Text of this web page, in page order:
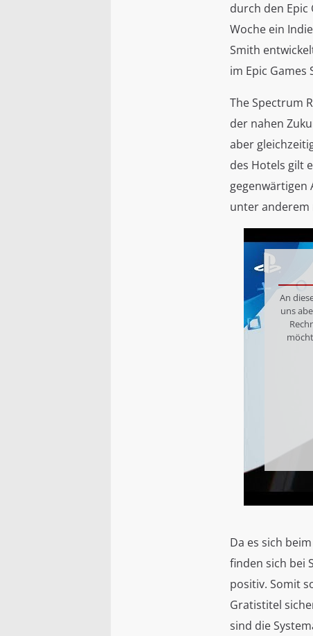
durch den
Woche ein
Smith
im Epic
The Spectrum
der nahen
aber
des Hotels gilt
gegenwärtigen
unter anderem
An
uns
Da es sich
finden sich bei
positiv. Somit
Gratistitel
sind die